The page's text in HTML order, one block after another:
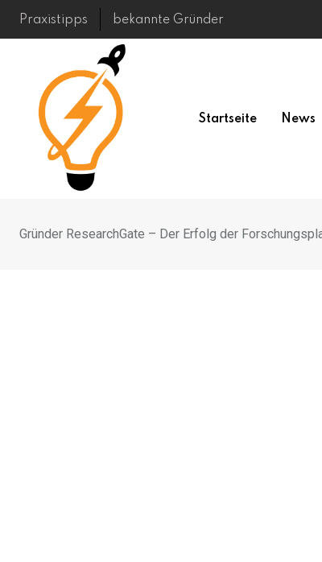
Skip
Praxistipps bekannte Gründer
Startseite News
Gründer ResearchGate – Der Erfolg der